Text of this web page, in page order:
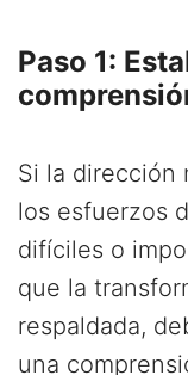
Paso 1:
Si la dirección
los esfuerzos
difíciles o
que la
respaldada,
una